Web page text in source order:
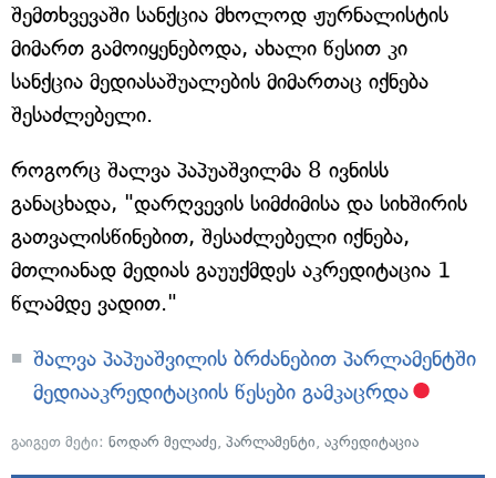
შემთხვევაში სანქცია მხოლოდ ჟურნალისტის
მიმართ გამოიყენებოდა, ახალი წესით კი
სანქცია მედიასაშუალების მიმართაც იქნება
შესაძლებელი.
როგორც შალვა პაპუაშვილმა 8 ივნისს
განაცხადა, "დარღვევის სიმძიმისა და სიხშირის
გათვალისწინებით, შესაძლებელი იქნება,
მთლიანად მედიას გაუუქმდეს აკრედიტაცია 1
წლამდე ვადით."
შალვა პაპუაშვილის ბრძანებით პარლამენტში
მედიააკრედიტაციის წესები გამკაცრდა
გაიგეთ მეტი: ნოდარ მელაძე, პარლამენტი, აკრედიტაცია